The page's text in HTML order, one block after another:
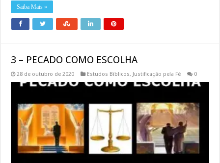
Saiba Mais »
3 – PECADO COMO ESCOLHA
28 de outubro de 2020 Estudos Bíblicos, Justificação pela Fé 0